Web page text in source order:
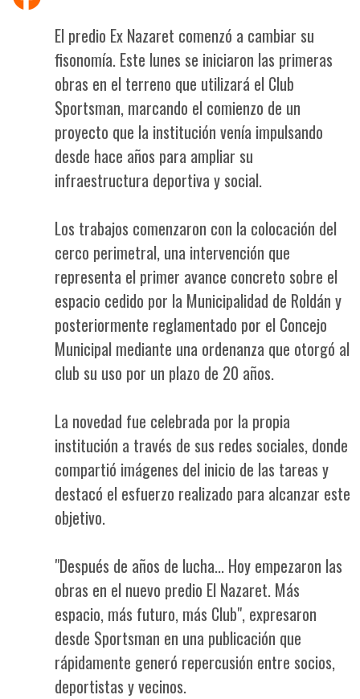
El predio Ex Nazaret comenzó a cambiar su
fisonomía. Este lunes se iniciaron las primeras
obras en el terreno que utilizará el Club
Sportsman, marcando el comienzo de un
proyecto que la institución venía impulsando
desde hace años para ampliar su
infraestructura deportiva y social.
Los trabajos comenzaron con la colocación del
cerco perimetral, una intervención que
representa el primer avance concreto sobre el
espacio cedido por la Municipalidad de Roldán y
posteriormente reglamentado por el Concejo
Municipal mediante una ordenanza que otorgó al
club su uso por un plazo de 20 años.
La novedad fue celebrada por la propia
institución a través de sus redes sociales, donde
compartió imágenes del inicio de las tareas y
destacó el esfuerzo realizado para alcanzar este
objetivo.
"Después de años de lucha... Hoy empezaron las
obras en el nuevo predio El Nazaret. Más
espacio, más futuro, más Club", expresaron
desde Sportsman en una publicación que
rápidamente generó repercusión entre socios,
deportistas y vecinos.